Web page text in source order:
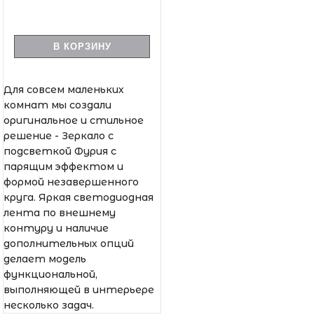
В КОРЗИНУ
Для совсем маленьких
комнат мы создали
оригинальное и стильное
решение - Зеркало с
подсветкой Фурия с
парящим эффектом и
формой незавершенного
круга. Яркая светодиодная
лента по внешнему
контуру и наличие
дополнительных опций
делает модель
функциональной,
выполняющей в интерьере
несколько задач.